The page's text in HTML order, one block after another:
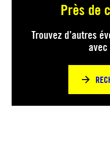
Près de
Trouvez d’autres
avec